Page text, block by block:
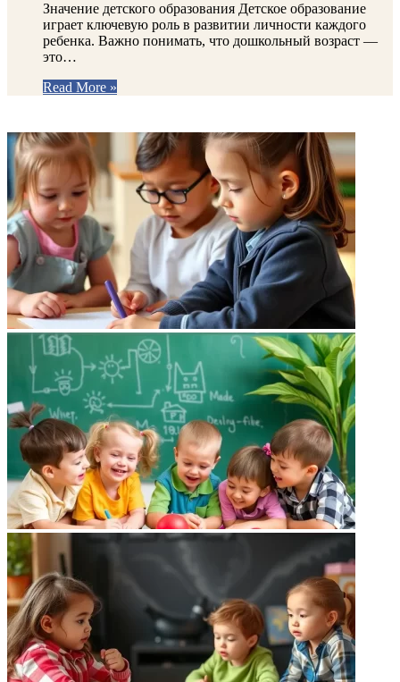
Значение детского образования Детское образование
играет ключевую роль в развитии личности каждого
ребенка. Важно понимать, что дошкольный возраст —
это…
Read More »